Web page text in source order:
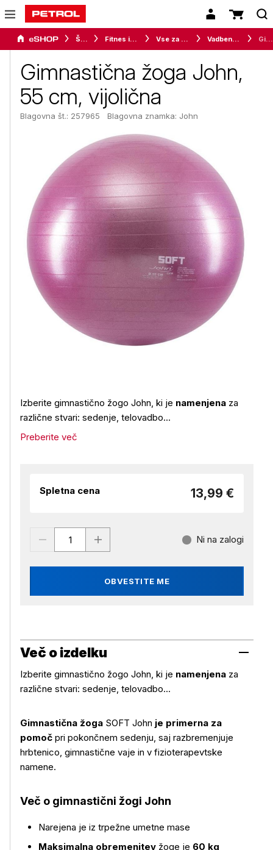
Šport Fitnes in vadba Vse za vadbo Vadbene žoge
Gimnastična žoga John,
55 cm, vijolična
Blagovna št.: 257965 Blagovna znamka: John
Izberite gimnastično žogo John, ki je namenjena za
različne stvari: sedenje, telovadbo...
Preberite več
Spletna cena 13,99 €
OBVESTITE ME
Ni na zalogi
Več o izdelku
Izberite gimnastično žogo John, ki je namenjena za
različne stvari: sedenje, telovadbo...
Gimnastična žoga SOFT John je primerna za
pomoč pri pokončnem sedenju, saj razbremenjuje
hrbtenico, gimnastične vaje in v fizioterapevtske
namene.
Več o gimnastični žogi John
Narejena je iz trpežne umetne mase
Maksimalna obremenitev žoge je 60 kg